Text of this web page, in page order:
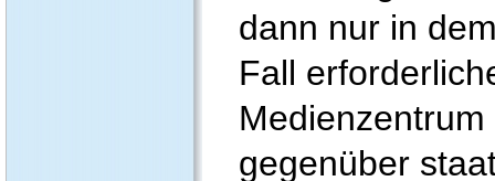
dann nur in
Fall
gegenüber